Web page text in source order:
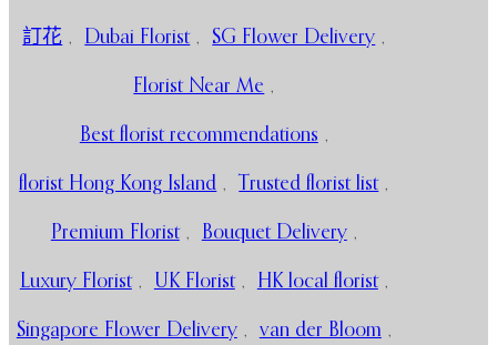
訂花 , Dubai Florist , SG Flower Delivery ,
Florist Near Me ,
Best florist recommendations ,
florist Hong Kong Island , Trusted florist list ,
Premium Florist , Bouquet Delivery ,
Luxury Florist , UK Florist , HK local florist ,
Singapore Flower Delivery , van der Bloom ,